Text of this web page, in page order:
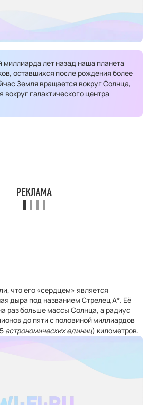
миллиарда лет назад наша планета
оставшихся после рождения более
Земля вращается вокруг Солнца,
галактического центра
что его «сердцем» является
дыра под названием Стрелец А*. Её
раз больше массы Солнца, а радиус
до пяти с половиной миллиардов
астрономических единиц) километров.